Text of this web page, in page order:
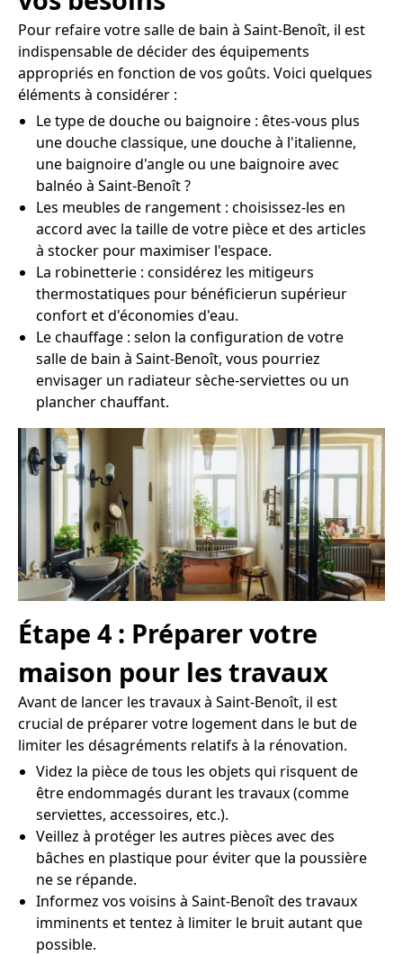
Pour refaire votre salle de bain à Saint-Benoît, il est
indispensable de décider des équipements
appropriés en fonction de vos goûts. Voici quelques
éléments à considérer :
Le type de douche ou baignoire : êtes-vous plus
une douche classique, une douche à l'italienne,
une baignoire d'angle ou une baignoire avec
balnéo à Saint-Benoît ?
Les meubles de rangement : choisissez-les en
accord avec la taille de votre pièce et des articles
à stocker pour maximiser l'espace.
La robinetterie : considérez les mitigeurs
thermostatiques pour bénéficierun supérieur
confort et d'économies d'eau.
Le chauffage : selon la configuration de votre
salle de bain à Saint-Benoît, vous pourriez
envisager un radiateur sèche-serviettes ou un
plancher chauffant.
Étape 4 : Préparer votre
maison pour les travaux
Avant de lancer les travaux à Saint-Benoît, il est
crucial de préparer votre logement dans le but de
limiter les désagréments relatifs à la rénovation.
Videz la pièce de tous les objets qui risquent de
être endommagés durant les travaux (comme
serviettes, accessoires, etc.).
Veillez à protéger les autres pièces avec des
bâches en plastique pour éviter que la poussière
ne se répande.
Informez vos voisins à Saint-Benoît des travaux
imminents et tentez à limiter le bruit autant que
possible.